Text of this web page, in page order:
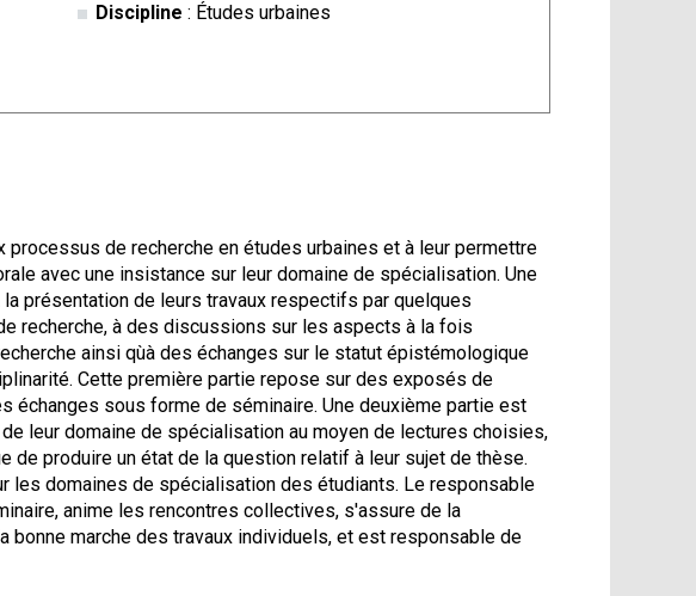
Discipline : Études urbaines
de recherche en études urbaines et à leur permettre
avec une insistance sur leur domaine de spécialisation. Une
présentation de leurs travaux respectifs par quelques
recherche, à des discussions sur les aspects à la fois
ainsi qùà des échanges sur le statut épistémologique
Cette première partie repose sur des exposés de
sous forme de séminaire. Une deuxième partie est
leur domaine de spécialisation au moyen de lectures choisies,
de produire un état de la question relatif à leur sujet de thèse.
les domaines de spécialisation des étudiants. Le responsable
anime les rencontres collectives, s'assure de la
bonne marche des travaux individuels, et est responsable de